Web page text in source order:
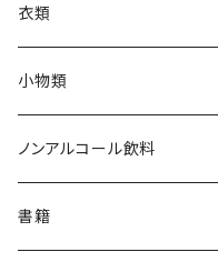
衣類
Tシャツ
ジャンパー
帽子・ニット帽
小物類
枡
絵馬
ノンアルコール飲料
水
書籍